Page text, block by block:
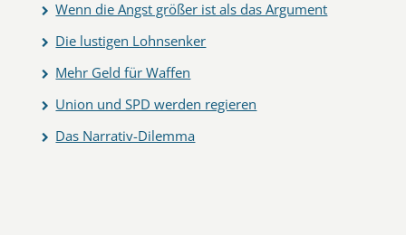
Wenn die Angst größer ist als das Argument
Die lustigen Lohnsenker
Mehr Geld für Waffen
Union und SPD werden regieren
Das Narrativ-Dilemma